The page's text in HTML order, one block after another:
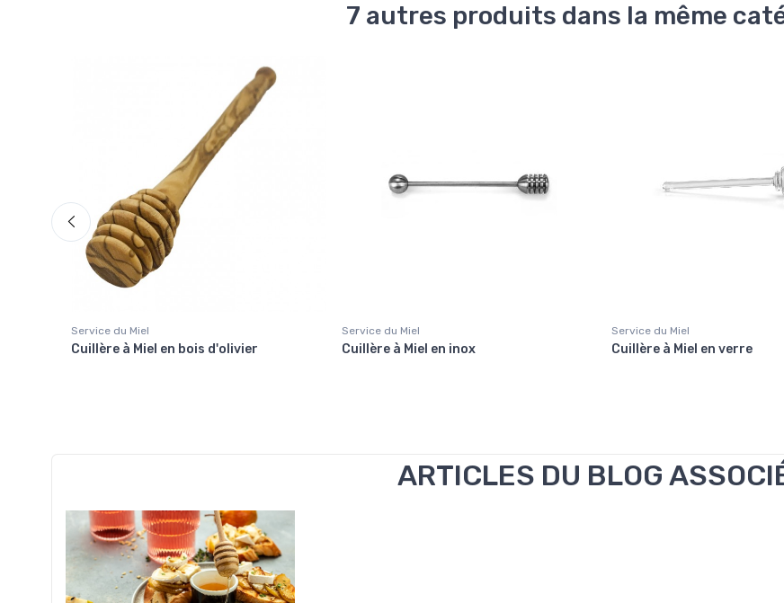
7 autres produits dans la même
Service du Miel
Cuillère à Miel en bois d'olivier
Service du Miel
Cuillère à Miel en inox
Service du Miel
Cuillère à Miel en verre
ARTICLES DU BLOG